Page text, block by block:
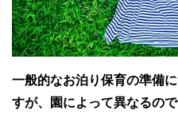
一般的なお泊り保育の準備
すが、園によって異なるので